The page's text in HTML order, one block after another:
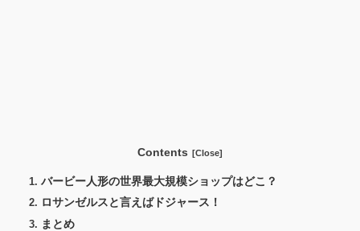
Contents
バービー人形の世界最大規模ショップはどこ？
ロサンゼルスと言えばドジャース！
まとめ